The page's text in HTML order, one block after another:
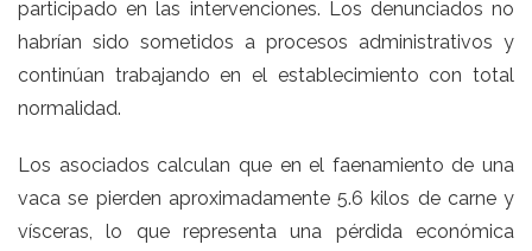
participado en las intervenciones. Los denunciados no
habrían sido sometidos a procesos administrativos y
continúan trabajando en el establecimiento con total
normalidad.
Los asociados calculan que en el faenamiento de una
vaca se pierden aproximadamente 5.6 kilos de carne y
vísceras, lo que representa una pérdida económica